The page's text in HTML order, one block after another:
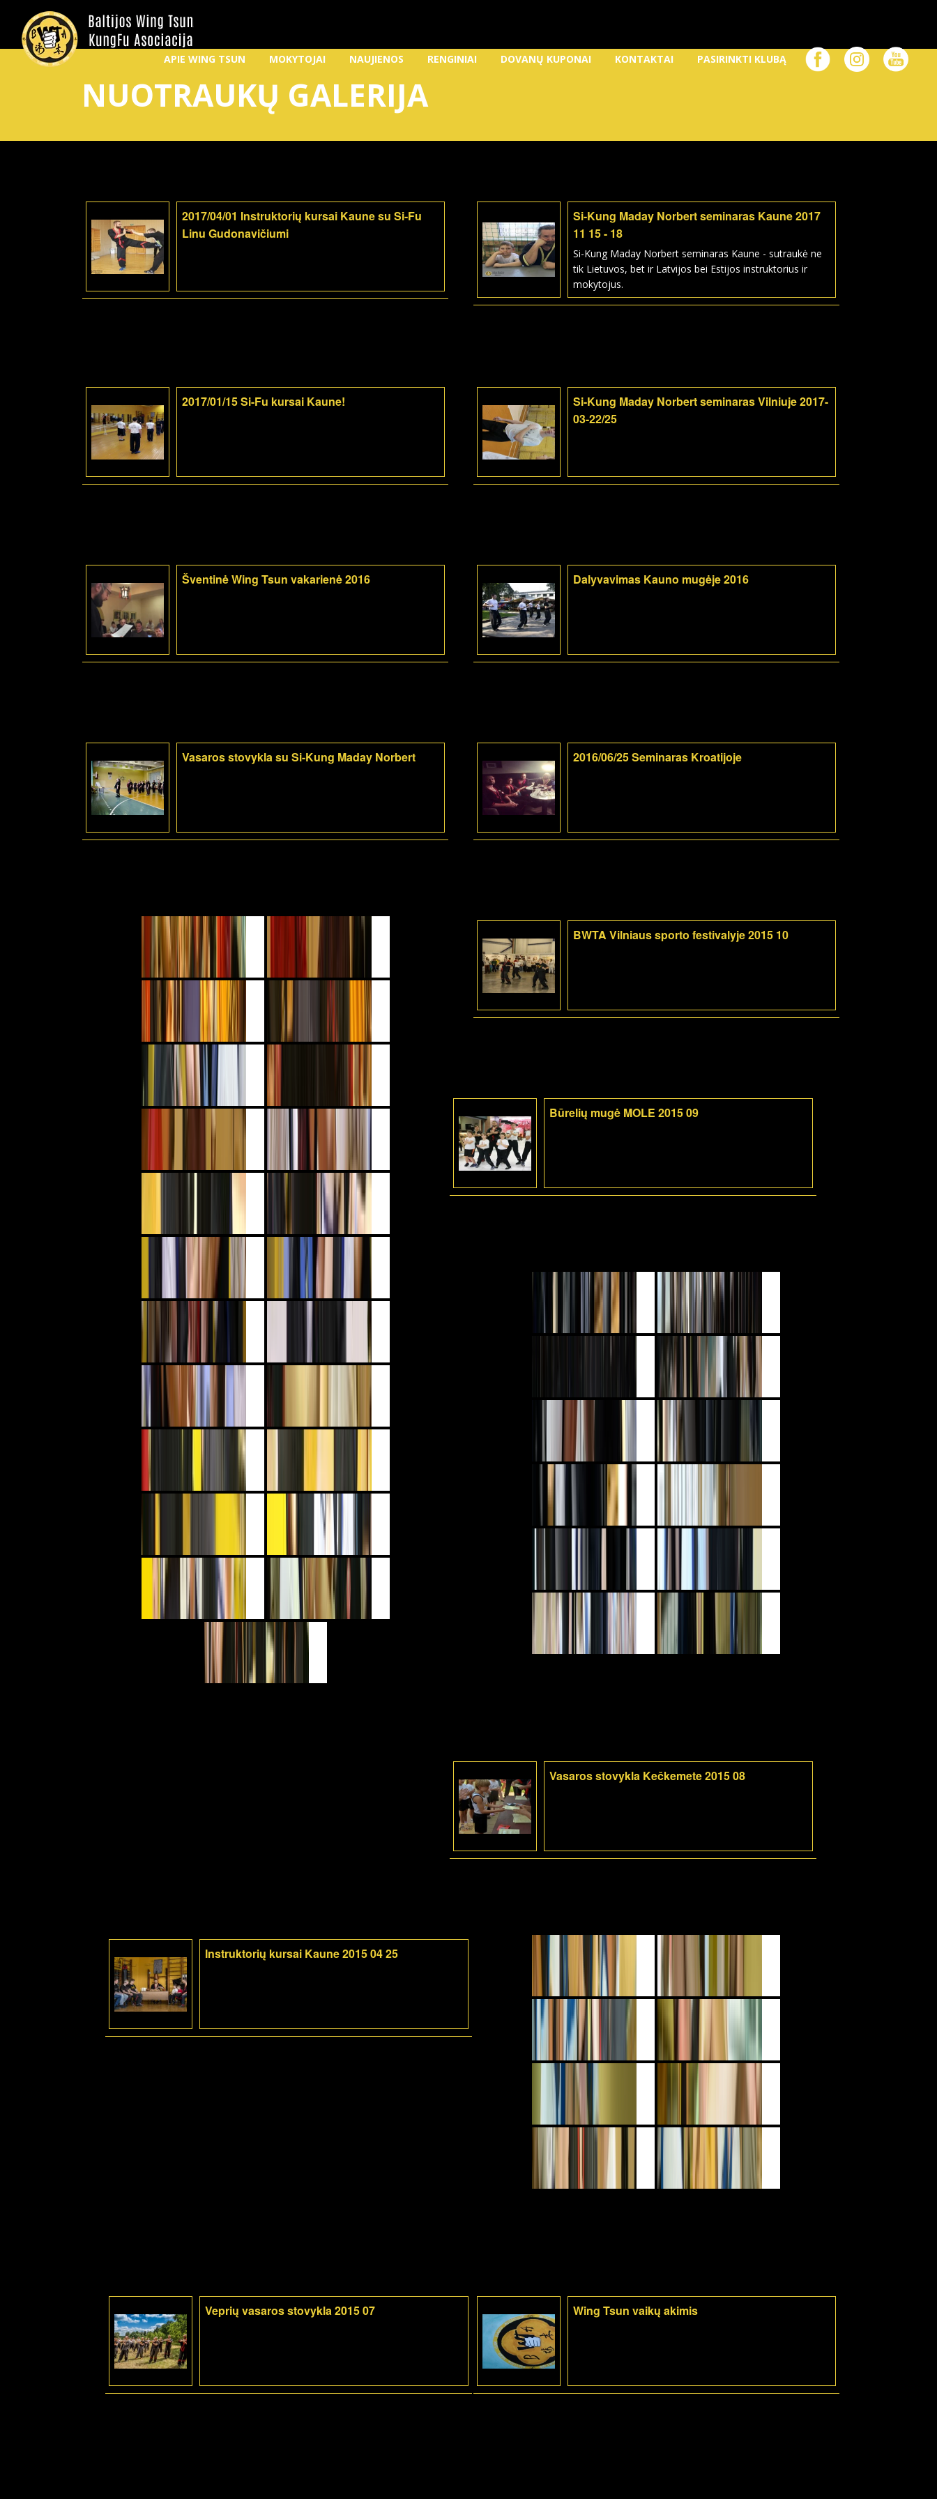
APIE WING TSUN MOKYTOJAI NAUJIENOS RENGINIAI DOVANŲ KUPONAI KONTAKTAI PASIRINKTI KLUBĄ
NUOTRAUKŲ GALERIJA
2017/04/01 Instruktorių kursai Kaune su Si-Fu
Linu Gudonavičiumi
Si-Kung Maday Norbert seminaras Kaune 2017
11 15 - 18
Si-Kung Maday Norbert seminaras Kaune - sutraukė ne
tik Lietuvos, bet ir Latvijos bei Estijos instruktorius ir
mokytojus.
2017/01/15 Si-Fu kursai Kaune!
Si-Kung Maday Norbert seminaras Vilniuje 2017-
03-22/25
Šventinė Wing Tsun vakarienė 2016 Dalyvavimas Kauno mugėje 2016
Vasaros stovykla su Si-Kung Maday Norbert 2016/06/25 Seminaras Kroatijoje
BWTA Vilniaus sporto festivalyje 2015 10
Būrelių mugė MOLE 2015 09
Vasaros stovykla Kečkemete 2015 08
Instruktorių kursai Kaune 2015 04 25
Veprių vasaros stovykla 2015 07 Wing Tsun vaikų akimis